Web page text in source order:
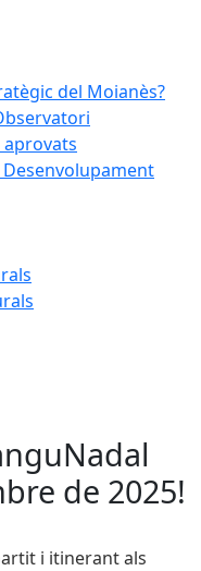
del Moianès?
aprovats
de 2025!
i itinerant als